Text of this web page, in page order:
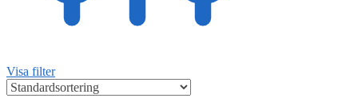
Visa filter